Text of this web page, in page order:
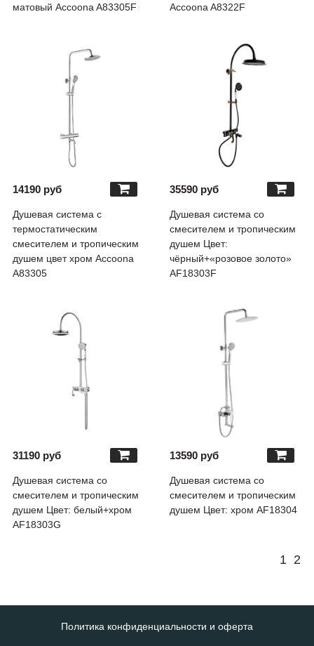
матовый Accoona A83305F
Accoona A8322F
14190 руб
Душевая система с
термостатическим
смесителем и тропическим
душем цвет хром Accoona
A83305
35590 руб
Душевая система со
смесителем и тропическим
душем Цвет:
чёрный+«розовое золото»
AF18303F
31190 руб
Душевая система со
смесителем и тропическим
душем Цвет: белый+хром
AF18303G
13590 руб
Душевая система со
смесителем и тропическим
душем Цвет: хром AF18304
1 2
Политика конфиденциальности и оферта